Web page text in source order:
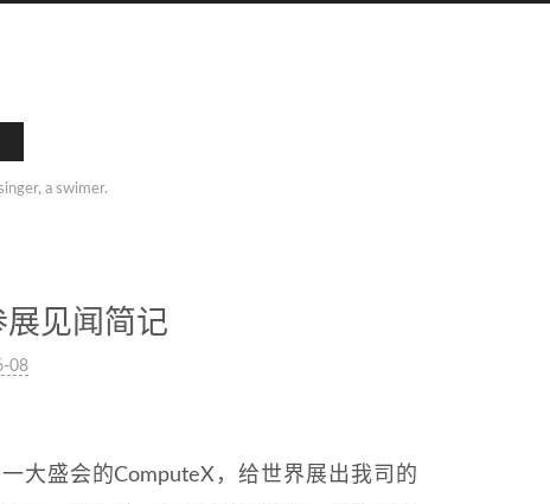
a swimer.
见闻简记
08
大盛会的ComputeX，给世界展出我司的